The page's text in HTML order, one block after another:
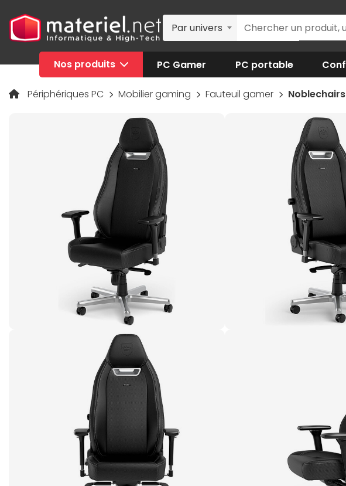
Par univers
Nos produits PC Gamer PC portable
Périphériques PC Mobilier gaming Fauteuil gamer Noblechairs